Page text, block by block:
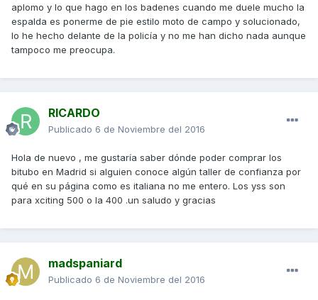
aplomo y lo que hago en los badenes cuando me duele mucho la
espalda es ponerme de pie estilo moto de campo y solucionado,
lo he hecho delante de la policía y no me han dicho nada aunque
tampoco me preocupa.
RICARDO
Publicado 6 de Noviembre del 2016
Hola de nuevo , me gustaría saber dónde poder comprar los
bitubo en Madrid si alguien conoce algún taller de confianza por
qué en su página como es italiana no me entero. Los yss son
para xciting 500 o la 400 .un saludo y gracias
madspaniard
Publicado 6 de Noviembre del 2016